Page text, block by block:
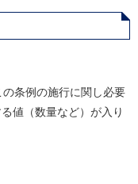
条例の施行に関し必要
値（数量など）が入り